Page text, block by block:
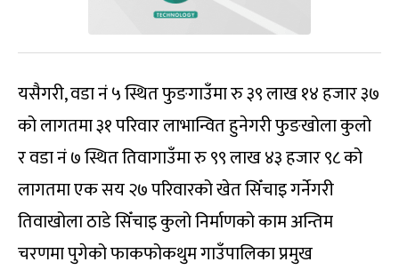
यसैगरी, वडा नं ५ स्थित फुङगाउँमा रु ३९ लाख १४ हजार ३७
को लागतमा ३१ परिवार लाभान्वित हुनेगरी फुङखोला कुलो
र वडा नं ७ स्थित तिवागाउँमा रु ९९ लाख ४३ हजार ९८ को
लागतमा एक सय २७ परिवारको खेत सिँचाइ गर्नेगरी
तिवाखोला ठाडे सिँचाइ कुलो निर्माणको काम अन्तिम
चरणमा पुगेको फाकफोकथुम गाउँपालिका प्रमुख